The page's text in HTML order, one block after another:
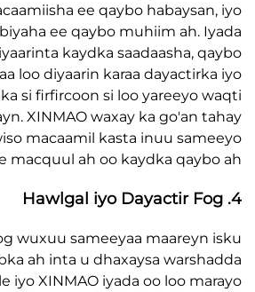
macaamiisha ee qaybo
qeybiyaha ee qaybo muhiim
diyaarinta kaydka saadaasha,
ah ayaa loo diyaarin karaa
qalabka si firfircoon si loo
la filayn. XINMAO waxay ka
caawiso macaamil kasta inuu
qorshe macquul ah oo kaydka
fog wuxuu sameeyaa
qalabka ah inta u dhaxaysa
iyo XINMAO iyada oo loo